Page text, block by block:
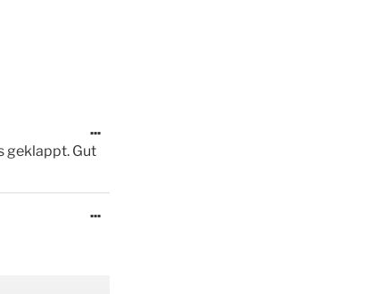
geklappt. Gut
...Diese
...Diese